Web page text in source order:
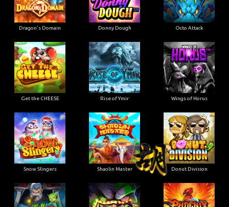
Dragon's Domain Donny Dough Octo Attack
Get the CHEESE Rise of Ymir Wings of Horus
Snow Slingers Shaolin Master Donut Division